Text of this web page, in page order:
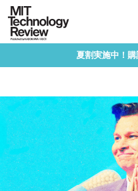
夏割実施中！購